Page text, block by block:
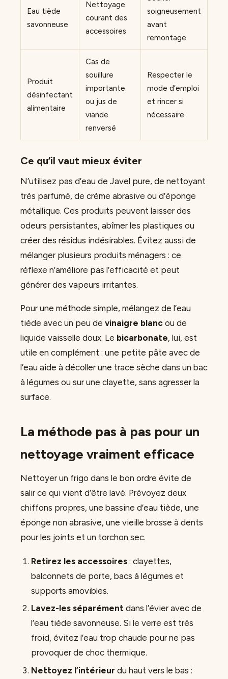
Eau tiède
savonneuse
Nettoyage
courant des
accessoires
soigneusement
avant
remontage
Produit
désinfectant
alimentaire
Cas de
souillure
importante
ou jus de
viande
renversé
Respecter le
mode d’emploi
et rincer si
nécessaire
Ce qu’il vaut mieux éviter
N’utilisez pas d’eau de Javel pure, de nettoyant
très parfumé, de crème abrasive ou d’éponge
métallique. Ces produits peuvent laisser des
odeurs persistantes, abîmer les plastiques ou
créer des résidus indésirables. Évitez aussi de
mélanger plusieurs produits ménagers : ce
réflexe n’améliore pas l’efficacité et peut
générer des vapeurs irritantes.
Pour une méthode simple, mélangez de l’eau
tiède avec un peu de vinaigre blanc ou de
liquide vaisselle doux. Le bicarbonate, lui, est
utile en complément : une petite pâte avec de
l’eau aide à décoller une trace sèche dans un bac
à légumes ou sur une clayette, sans agresser la
surface.
La méthode pas à pas pour un
nettoyage vraiment efficace
Nettoyer un frigo dans le bon ordre évite de
salir ce qui vient d’être lavé. Prévoyez deux
chiffons propres, une bassine d’eau tiède, une
éponge non abrasive, une vieille brosse à dents
pour les joints et un torchon sec.
Retirez les accessoires: clayettes,
balconnets de porte, bacs à légumes et
supports amovibles.
Lavez-les séparémentdans l’évier avec de
l’eau tiède savonneuse. Si le verre est très
froid, évitez l’eau trop chaude pour ne pas
provoquer de choc thermique.
Nettoyez l’intérieur du haut vers le bas :